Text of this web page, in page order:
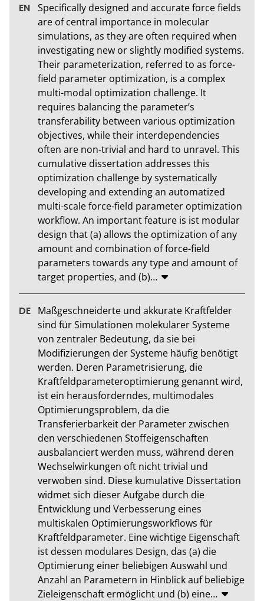
Specifically designed and accurate force fields
are of central importance in molecular
simulations, as they are often required when
investigating new or slightly modified systems.
Their parameterization, referred to as force-
field parameter optimization, is a complex
multi-modal optimization challenge. It
requires balancing the parameter’s
transferability between various optimization
objectives, while their interdependencies
often are non-trivial and hard to unravel. This
cumulative dissertation addresses this
optimization challenge by systematically
developing and extending an automatized
multi-scale force-field parameter optimization
workflow. An important feature is ist modular
design that (a) allows the optimization of any
amount and combination of force-field
parameters towards any type and amount of
target properties, and (b)…
Maßgeschneiderte und akkurate Kraftfelder
sind für Simulationen molekularer Systeme
von zentraler Bedeutung, da sie bei
Modifizierungen der Systeme häufig benötigt
werden. Deren Parametrisierung, die
Kraftfeldparameteroptimierung genannt wird,
ist ein herausforderndes, multimodales
Optimierungsproblem, da die
Transferierbarkeit der Parameter zwischen
den verschiedenen Stoffeigenschaften
ausbalanciert werden muss, während deren
Wechselwirkungen oft nicht trivial und
verwoben sind. Diese kumulative Dissertation
widmet sich dieser Aufgabe durch die
Entwicklung und Verbesserung eines
multiskalen Optimierungsworkflows für
Kraftfeldparameter. Eine wichtige Eigenschaft
ist dessen modulares Design, das (a) die
Optimierung einer beliebigen Auswahl und
Anzahl an Parametern in Hinblick auf beliebige
Zieleigenschaft ermöglicht und (b) eine…